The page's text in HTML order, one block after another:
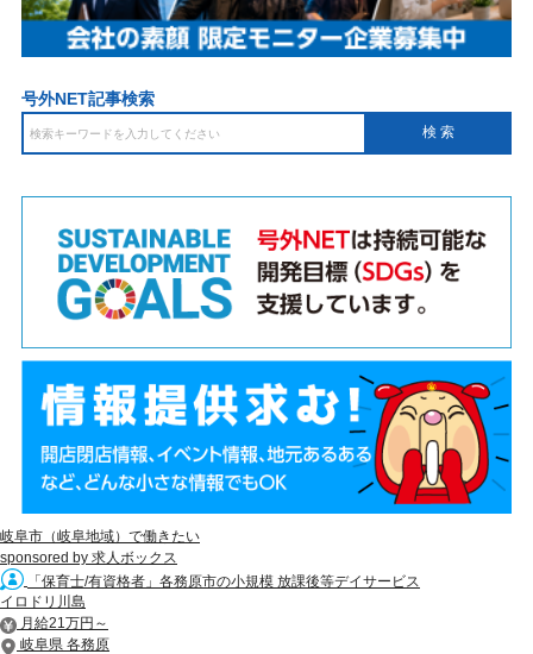
号外NET記事検索
岐阜市（岐阜地域）で働きたい
sponsored by 求人ボックス
「保育士/有資格者」各務原市の小規模 放課後等デイサービス
イロドリ川島
月給21万円～
岐阜県 各務原